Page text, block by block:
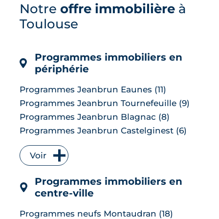
pour contrer une inflation ravivée par le
choc énergétique. L'effet sur les crédits
immobiliers reste limité à court terme,
LIRE L'ARTICLE
Notre offre immobilière à
Toulouse
Programmes immobiliers en
périphérie
Programmes Jeanbrun Eaunes (11)
Programmes Jeanbrun Tournefeuille (9)
Programmes Jeanbrun Blagnac (8)
Programmes Jeanbrun Castelginest (6)
Programmes Jeanbrun L'Union (6)
Programmes Jeanbrun Quint-
Fonsegrives (6)
Programmes Jeanbrun Bruguières (5)
Programmes Jeanbrun Saint-Orens-de-
Voir
Programmes immobiliers en
centre-ville
Programmes neufs Montaudran (18)